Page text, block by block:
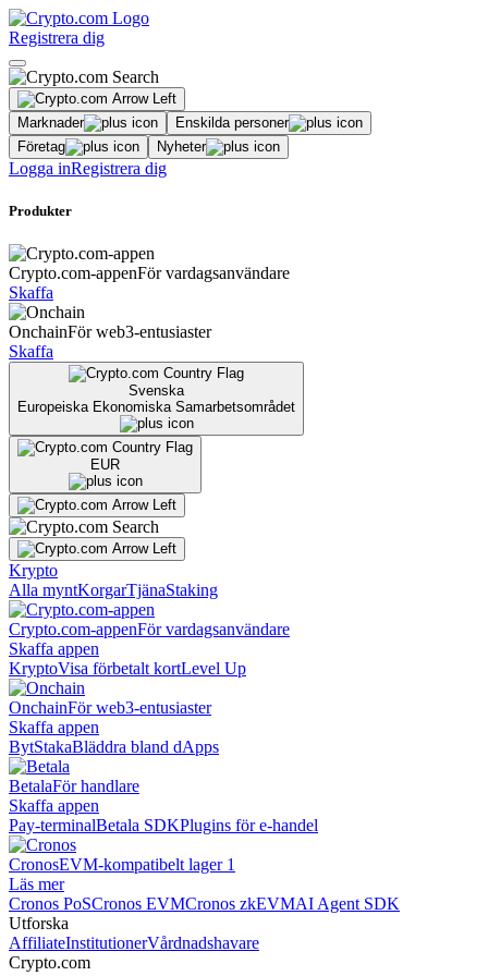
Registrera dig
Marknader
Enskilda personer
Företag
Nyheter
Logga inRegistrera dig
Produkter
Crypto.com-appenFör vardagsanvändare
Skaffa
OnchainFör web3-entusiaster
Skaffa
Svenska
Europeiska Ekonomiska Samarbetsområdet
EUR
Krypto
Alla myntKorgarTjänaStaking
Crypto.com-appenFör vardagsanvändare
Skaffa appen
KryptoVisa förbetalt kortLevel Up
OnchainFör web3-entusiaster
Skaffa appen
BytStakaBläddra bland dApps
BetalaFör handlare
Skaffa appen
Pay-terminalBetala SDKPlugins för e-handel
CronosEVM-kompatibelt lager 1
Läs mer
Cronos PoSCronos EVMCronos zkEVMAI Agent SDK
Utforska
AffiliateInstitutionerVårdnadshavare
Crypto.com